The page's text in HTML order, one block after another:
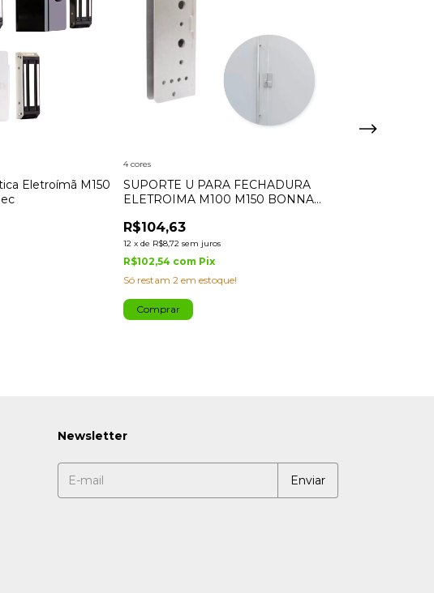
Eletroímã M150
SUPORTE U PARA FECHADURA
ELETROIMA M100 M150 BONNA
R$104,63
12 x de R$8,72 sem juros
R$102,54 com Pix
Só restam 2 em estoque!
4 cores
Comprar
Newsletter